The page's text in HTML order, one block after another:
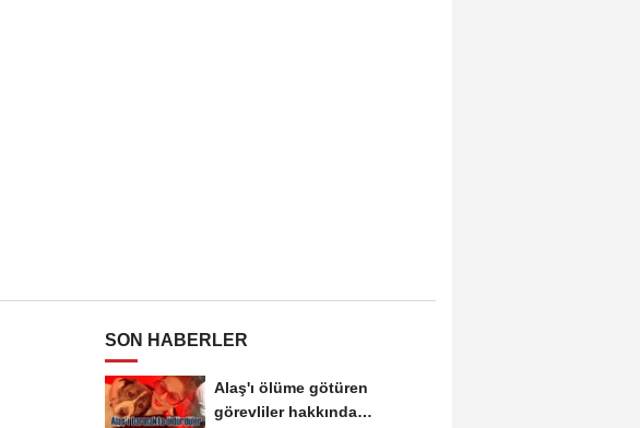
SON HABERLER
Alaş'ı ölüme götüren
görevliler hakkında